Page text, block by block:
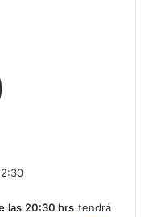
las 20:30 hrs tendrá